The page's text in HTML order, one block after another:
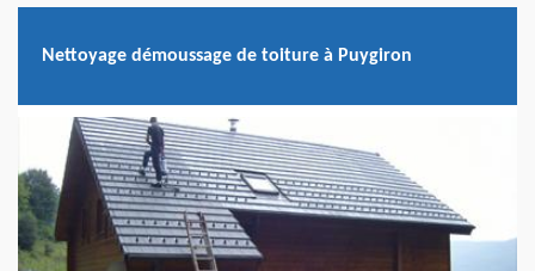
Nettoyage démoussage de toiture à Puygiron